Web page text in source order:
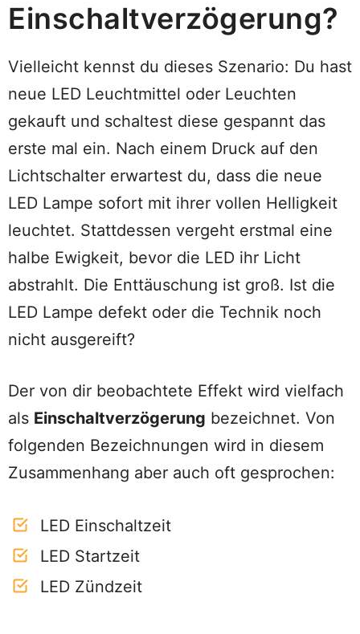
Einschaltverzögerung?
Vielleicht kennst du dieses Szenario: Du hast
neue LED Leuchtmittel oder Leuchten
gekauft und schaltest diese gespannt das
erste mal ein. Nach einem Druck auf den
Lichtschalter erwartest du, dass die neue
LED Lampe sofort mit ihrer vollen Helligkeit
leuchtet. Stattdessen vergeht erstmal eine
halbe Ewigkeit, bevor die LED ihr Licht
abstrahlt. Die Enttäuschung ist groß. Ist die
LED Lampe defekt oder die Technik noch
nicht ausgereift?
Der von dir beobachtete Effekt wird vielfach
als Einschaltverzögerung bezeichnet. Von
folgenden Bezeichnungen wird in diesem
Zusammenhang aber auch oft gesprochen:
LED Einschaltzeit
LED Startzeit
LED Zündzeit